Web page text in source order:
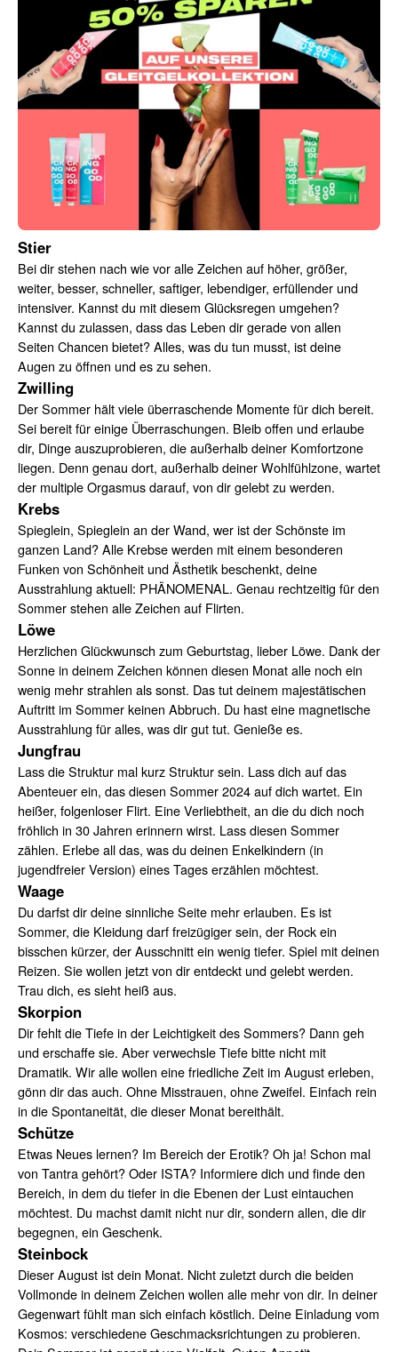
Stier
Bei dir stehen nach wie vor alle Zeichen auf höher, größer,
weiter, besser, schneller, saftiger, lebendiger, erfüllender und
intensiver. Kannst du mit diesem Glücksregen umgehen?
Kannst du zulassen, dass das Leben dir gerade von allen
Seiten Chancen bietet? Alles, was du tun musst, ist deine
Augen zu öffnen und es zu sehen.
Zwilling
Der Sommer hält viele überraschende Momente für dich bereit.
Sei bereit für einige Überraschungen. Bleib offen und erlaube
dir, Dinge auszuprobieren, die außerhalb deiner Komfortzone
liegen. Denn genau dort, außerhalb deiner Wohlfühlzone, wartet
der multiple Orgasmus darauf, von dir gelebt zu werden.
Krebs
Spieglein, Spieglein an der Wand, wer ist der Schönste im
ganzen Land? Alle Krebse werden mit einem besonderen
Funken von Schönheit und Ästhetik beschenkt, deine
Ausstrahlung aktuell: PHÄNOMENAL. Genau rechtzeitig für den
Sommer stehen alle Zeichen auf Flirten.
Löwe
Herzlichen Glückwunsch zum Geburtstag, lieber Löwe. Dank der
Sonne in deinem Zeichen können diesen Monat alle noch ein
wenig mehr strahlen als sonst. Das tut deinem majestätischen
Auftritt im Sommer keinen Abbruch. Du hast eine magnetische
Ausstrahlung für alles, was dir gut tut. Genieße es.
Jungfrau
Lass die Struktur mal kurz Struktur sein. Lass dich auf das
Abenteuer ein, das diesen Sommer 2024 auf dich wartet. Ein
heißer, folgenloser Flirt. Eine Verliebtheit, an die du dich noch
fröhlich in 30 Jahren erinnern wirst. Lass diesen Sommer
zählen. Erlebe all das, was du deinen Enkelkindern (in
jugendfreier Version) eines Tages erzählen möchtest.
Waage
Du darfst dir deine sinnliche Seite mehr erlauben. Es ist
Sommer, die Kleidung darf freizügiger sein, der Rock ein
bisschen kürzer, der Ausschnitt ein wenig tiefer. Spiel mit deinen
Reizen. Sie wollen jetzt von dir entdeckt und gelebt werden.
Trau dich, es sieht heiß aus.
Skorpion
Dir fehlt die Tiefe in der Leichtigkeit des Sommers? Dann geh
und erschaffe sie. Aber verwechsle Tiefe bitte nicht mit
Dramatik. Wir alle wollen eine friedliche Zeit im August erleben,
gönn dir das auch. Ohne Misstrauen, ohne Zweifel. Einfach rein
in die Spontaneität, die dieser Monat bereithält.
Schütze
Etwas Neues lernen? Im Bereich der Erotik? Oh ja! Schon mal
von Tantra gehört? Oder ISTA? Informiere dich und finde den
Bereich, in dem du tiefer in die Ebenen der Lust eintauchen
möchtest. Du machst damit nicht nur dir, sondern allen, die dir
begegnen, ein Geschenk.
Steinbock
Dieser August ist dein Monat. Nicht zuletzt durch die beiden
Vollmonde in deinem Zeichen wollen alle mehr von dir. In deiner
Gegenwart fühlt man sich einfach köstlich. Deine Einladung vom
Kosmos: verschiedene Geschmacksrichtungen zu probieren.